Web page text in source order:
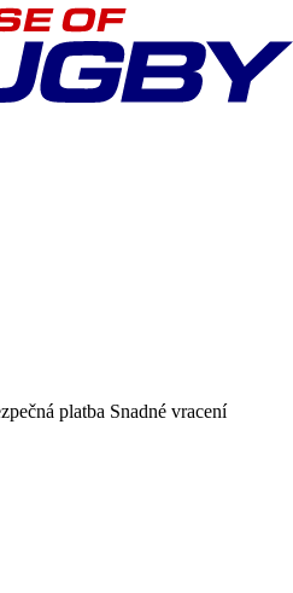
platba Snadné vracení